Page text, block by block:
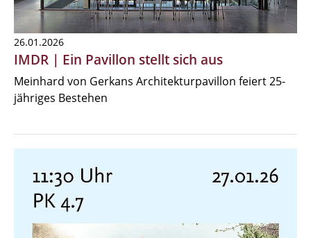
26.01.2026
IMDR | Ein Pavillon stellt sich aus
Meinhard von Gerkans Architekturpavillon feiert 25-
jähriges Bestehen